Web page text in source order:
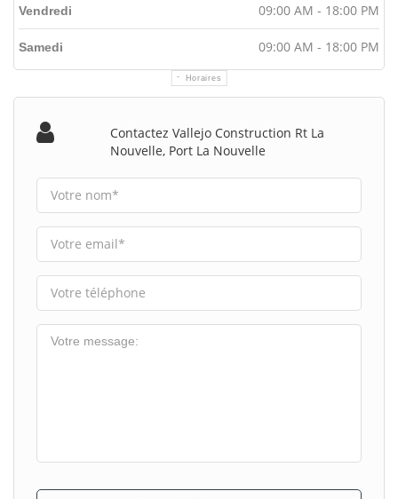
Horaires
Vendredi 09:00 AM - 18:00 PM
Samedi 09:00 AM - 18:00 PM
Contactez Vallejo Construction Rt La
Nouvelle, Port La Nouvelle